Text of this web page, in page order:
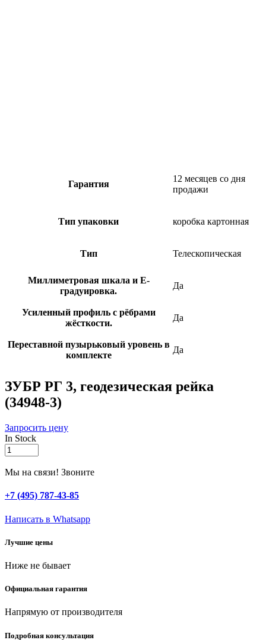
Гарантия
12 месяцев со дня
продажи
Тип упаковки коробка картонная
Тип Телескопическая
Миллиметровая шкала и E-
градуировка.
Да
Усиленный профиль с рёбрами
жёсткости.
Да
Переставной пузырьковый уровень в
комплекте
Да
ЗУБР РГ 3, геодезическая рейка
(34948-3)
Запросить цену
In Stock
ЗУБР
РГ
3,
рейка
(34948-
quantity
Мы на связи! Звоните
+7 (495) 787-43-85
Написать в Whatsapp
Лучшие цены
Ниже не бывает
Официальная гарантия
Напрямую от производителя
Подробная консультация